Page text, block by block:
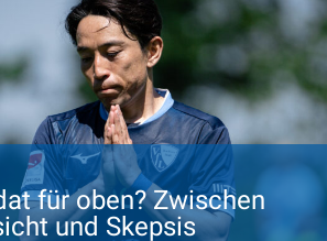
für oben? Zwischen
und Skepsis